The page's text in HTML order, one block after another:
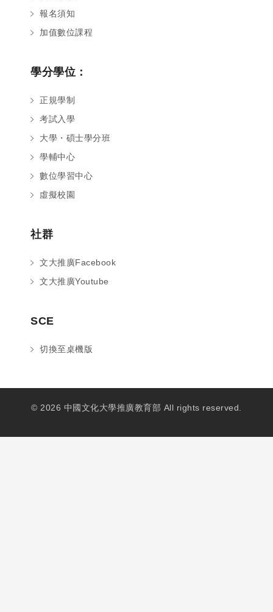
報名須知
加值數位課程
學分學位：
正規學制
考試入學
大學・碩士學分班
學輔中心
數位學習中心
虛擬校園
社群
文大推廣Facebook
文大推廣Youtube
SCE
切換至桌機版
© 2026 中國文化大學推廣教育部 All rights reserved.